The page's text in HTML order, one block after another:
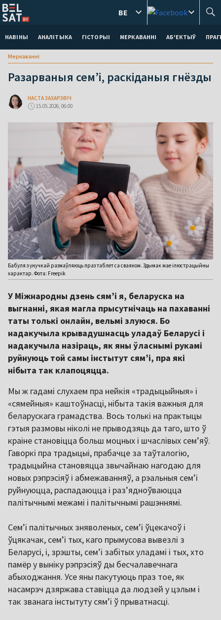
НАВІНЫ АНАЛІТЫКА ГІСТОРЫІ МЕРКАВАННI АБ'ЕКТЫЎ
BE
Меркаваннi
Разарваныя сем’і, раскіданыя гнёзды
НАСТА ЗАХАРЭВІЧ
15.05.2026, 06:00
Бабуля з унучкай размаўляюць праз таблет са сваяком. Здымак мае ілюстрацыйны
характар. Фота: Freepik
У Міжнародны дзень сям’і я, беларуска на
выгнанні, якая магла прысутнічаць на пахаванні
таты толькі онлайн, вельмі злуюся. Бо
надакучыла крывадушнасць уладаў Беларусі і
надакучыла назіраць, як яны ўласнымі рукамі
руйнуюць той самы інстытут сям’і, пра які
нібыта так клапоцяцца.
Мы ж гадамі слухаем пра нейкія «традыцыйныя» і
«сямейныя» каштоўнасці, нібыта такія важныя для
беларускага грамадства. Вось толькі на практыцы
гэтыя размовы ніколі не прыводзяць да таго, што ў
краіне становіцца больш моцных і шчаслівых сем’яў.
Гаворкі пра традыцыі, прабачце за таўталогію,
традыцыйна становяцца звычайнаю нагодаю для
новых рэпрэсіяў і абмежаванняў, а рэальныя сем’і
руйнуюцца, распадаюцца і раз’ядноўваюцца
палітычнымі межамі і палітычнымі рашэннямі.
Сем’і палітычных зняволеных, сем’і ўцекачоў і
ўцякачак, сем’і тых, каго прымусова вывезлі з
Беларусі, і, зрэшты, сем’і забітых уладамі і тых, хто
памёр у выніку рэпрэсіяў ды бесчалавечнага
абыходжання. Усе яны пакутуюць праз тое, як
насамрэч дзяржава ставіцца да людзей у цэлым і
так званага інстытуту сям’і ў прыватнасці.